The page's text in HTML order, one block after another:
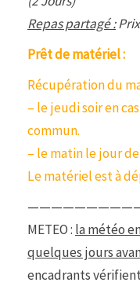
Repas partagé :
Prêt de matériel :
Récupération du
– le jeudi soir en
commun.
– le matin le jour
Le matériel est à
METEO : la météo
quelques jours
encadrants